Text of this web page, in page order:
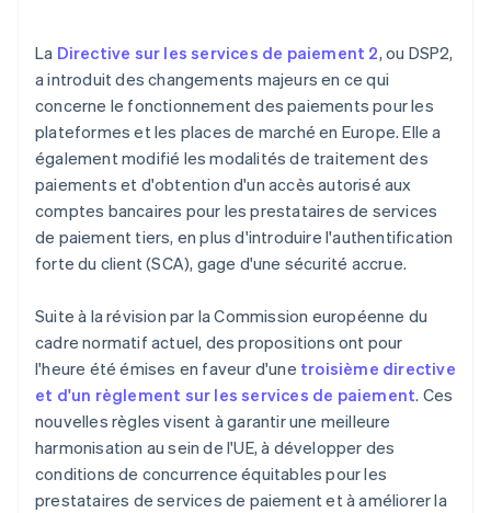
La Directive sur les services de paiement 2, ou DSP2,
a introduit des changements majeurs en ce qui
concerne le fonctionnement des paiements pour les
plateformes et les places de marché en Europe. Elle a
également modifié les modalités de traitement des
paiements et d'obtention d'un accès autorisé aux
comptes bancaires pour les prestataires de services
de paiement tiers, en plus d'introduire l'authentification
forte du client (SCA), gage d'une sécurité accrue.
Suite à la révision par la Commission européenne du
cadre normatif actuel, des propositions ont pour
l'heure été émises en faveur d'une troisième directive
et d'un règlement sur les services de paiement. Ces
nouvelles règles visent à garantir une meilleure
harmonisation au sein de l'UE, à développer des
conditions de concurrence équitables pour les
prestataires de services de paiement et à améliorer la